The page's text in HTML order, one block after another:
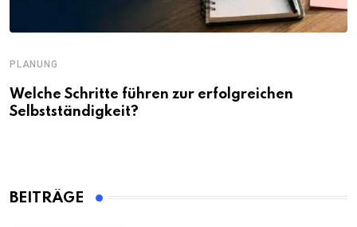
PLANUNG
Welche Schritte führen zur erfolgreichen
Selbstständigkeit?
BEITRÄGE